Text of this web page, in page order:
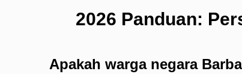
2026 Panduan:
Apakah warga negara